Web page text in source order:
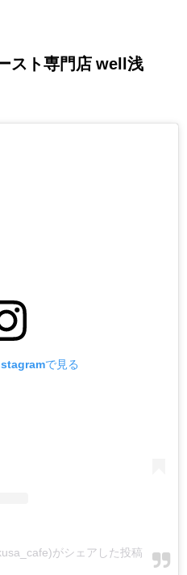
スト専門店 well浅
で見る
がシェアした投稿